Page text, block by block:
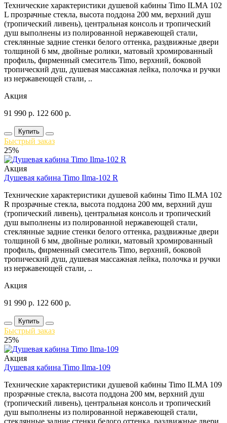
Технические характеристики душевой кабины Timo ILMA 102
L прозрачные стекла, высота поддона 200 мм, верхний душ
(тропический ливень), центральная консоль и тропический
душ выполнены из полированной нержавеющей стали,
стеклянные задние стенки белого оттенка, раздвижные двери
толщиной 6 мм, двойные ролики, матовый хромированный
профиль, фирменный смеситель Timo, верхний, боковой
тропический душ, душевая массажная лейка, полочка и ручки
из нержавеющей стали, ..
Акция
91 990 р. 122 600 р.
Купить
Быстрый заказ
25%
Акция
Душевая кабина Timo Ilma-102 R
Технические характеристики душевой кабины Timo ILMA 102
R прозрачные стекла, высота поддона 200 мм, верхний душ
(тропический ливень), центральная консоль и тропический
душ выполнены из полированной нержавеющей стали,
стеклянные задние стенки белого оттенка, раздвижные двери
толщиной 6 мм, двойные ролики, матовый хромированный
профиль, фирменный смеситель Timo, верхний, боковой
тропический душ, душевая массажная лейка, полочка и ручки
из нержавеющей стали, ..
Акция
91 990 р. 122 600 р.
Купить
Быстрый заказ
25%
Акция
Душевая кабина Timo Ilma-109
Технические характеристики душевой кабины Timo ILMA 109
прозрачные стекла, высота поддона 200 мм, верхний душ
(тропический ливень), центральная консоль и тропический
душ выполнены из полированной нержавеющей стали,
стеклянные задние стенки белого оттенка, раздвижные двери